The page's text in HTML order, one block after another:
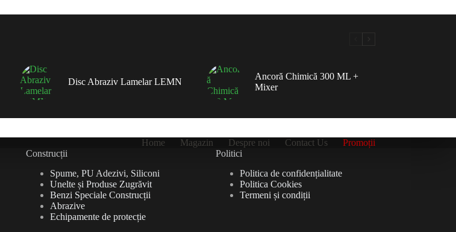
Disc Abraziv Lamelar LEMN
Ancoră Chimică 300 ML +
Mixer
Home Magazin Despre noi Contact Us Promoții
Construcții
Spume, PU Adezivi, Siliconi
Unelte și Produse Zugrăvit
Benzi Speciale Construcții
Abrazive
Echipamente de protecție
Politici
Politica de confidențialitate
Politica Cookies
Termeni și condiții